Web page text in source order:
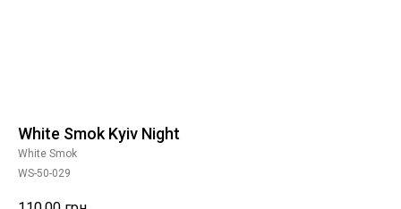
White Smok Kyiv Night
White Smok
WS-50-029